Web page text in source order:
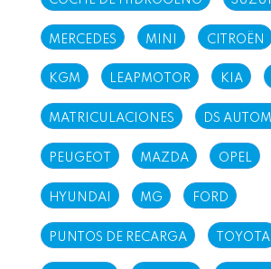
MERCEDES MINI CITROËN
KGM LEAPMOTOR KIA
MATRICULACIONES DS
PEUGEOT MAZDA OPEL
HYUNDAI MG FORD
PUNTOS DE RECARGA TOYOTA